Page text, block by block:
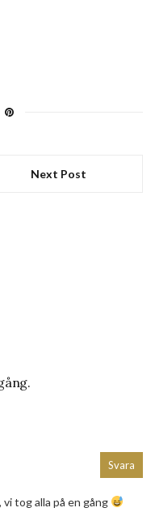
Next Post
tog alla på en gång
Svara